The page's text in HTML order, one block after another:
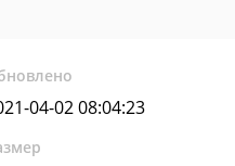
04-02 08:04:23